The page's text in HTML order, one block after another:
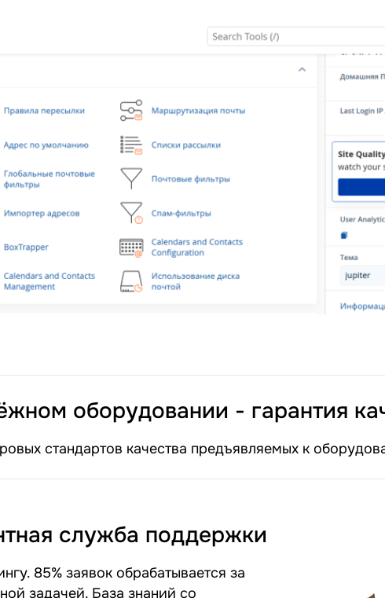
оборудовании - гарантия
стандартов качества предъявляемых к
служба поддержки
85% заявок обрабатывается за
задачей. База знаний со